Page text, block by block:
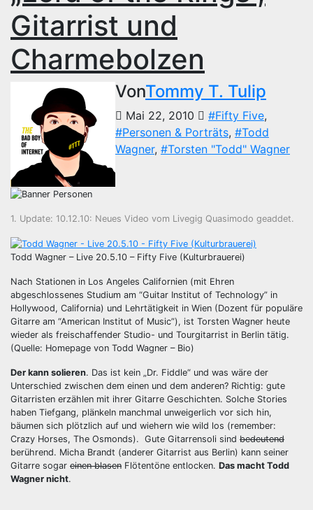
Gitarrist und
Charmebolzen
VonTommy T. Tulip
Mai 22, 2010 #Fifty Five,
#Personen & Porträts, #Todd
Wagner, #Torsten "Todd" Wagner
1. Update: 10.12.10: Neues Video vom Livegig Quasimodo geaddet.
Todd Wagner – Live 20.5.10 – Fifty Five (Kulturbrauerei)
Nach Stationen in Los Angeles Californien (mit Ehren
abgeschlossenes Studium am “Guitar Institut of Technology” in
Hollywood, California) und Lehrtätigkeit in Wien (Dozent für populäre
Gitarre am “American Institut of Music”), ist Torsten Wagner heute
wieder als freischaffender Studio- und Tourgitarrist in Berlin tätig.
(Quelle: Homepage von Todd Wagner – Bio)
Der kann solieren. Das ist kein „Dr. Fiddle“ und was wäre der
Unterschied zwischen dem einen und dem anderen? Richtig: gute
Gitarristen erzählen mit ihrer Gitarre Geschichten. Solche Stories
haben Tiefgang, plänkeln manchmal unweigerlich vor sich hin,
bäumen sich plötzlich auf und wiehern wie wild los (remember:
Crazy Horses, The Osmonds). Gute Gitarrensoli sind bedeutend
berührend. Micha Brandt (anderer Gitarrist aus Berlin) kann seiner
Gitarre sogar einen blasen Flötentöne entlocken. Das macht Todd
Wagner nicht.